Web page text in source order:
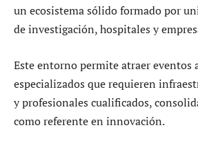
un ecosistema sólido formado por
de investigación, hospitales y
Este entorno permite atraer eventos
especializados que requieren
y profesionales cualificados,
como referente en innovación.